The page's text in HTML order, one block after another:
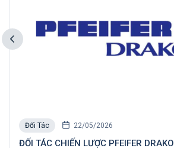
Đối Tác 22/05/2026
ĐỐI TÁC CHIẾN LƯỢC PFEIFER DRAKO